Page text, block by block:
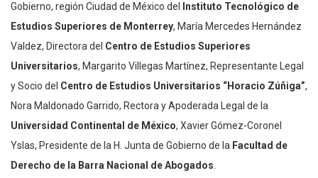
Gobierno, región Ciudad de México del
Instituto Tecnológico de
Estudios Superiores de Monterrey, María Mercedes Hernández
Valdez, Directora del Centro de Estudios Superiores
Universitarios, Margarito Villegas Martínez, Representante Legal
y Socio del Centro de Estudios Universitarios “Horacio Zúñiga”,
Nora Maldonado Garrido, Rectora y Apoderada Legal de la
Universidad Continental de México, Xavier Gómez-Coronel
Yslas, Presidente de la H. Junta de Gobierno de la Facultad de
Derecho de la Barra Nacional de Abogados